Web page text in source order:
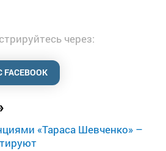
«Тараса Шевченко» –
через: